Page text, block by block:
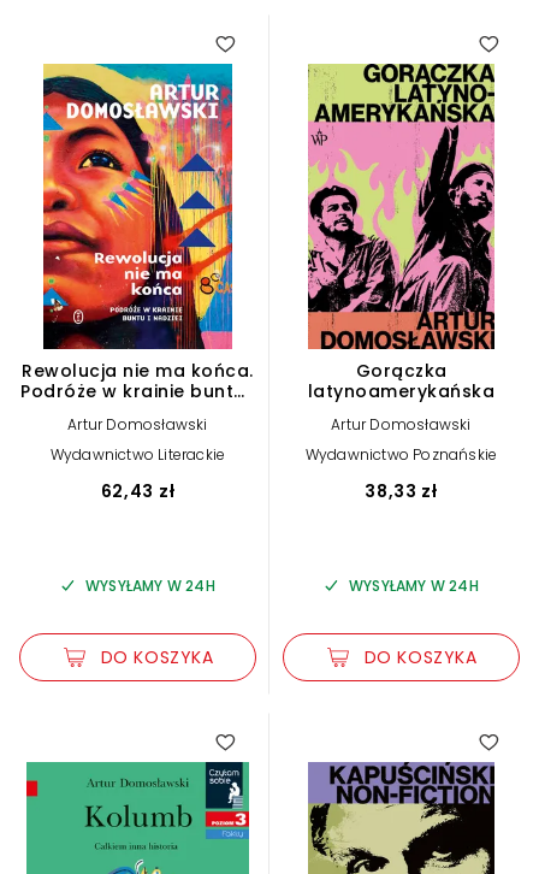
Rewolucja nie ma końca.
Podróże w krainie buntu i
Artur Domosławski
Wydawnictwo Literackie
62,43 zł
WYSYŁAMY W 24H
DO KOSZYKA
Gorączka
latynoamerykańska
Artur Domosławski
Wydawnictwo Poznańskie
38,33 zł
WYSYŁAMY W 24H
DO KOSZYKA